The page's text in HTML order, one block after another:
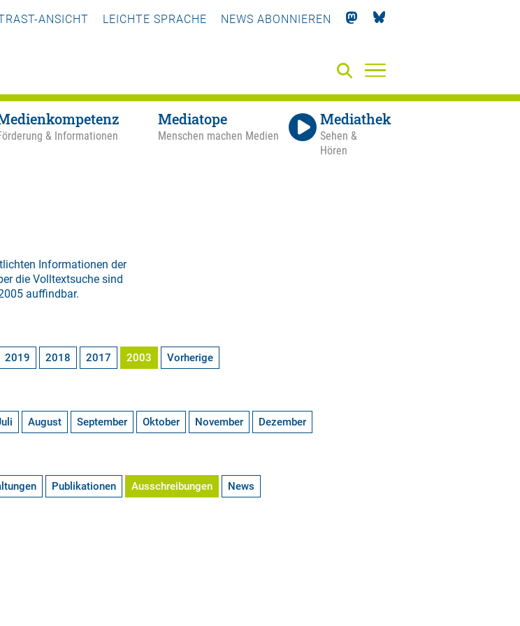
ANSICHT LEICHTE SPRACHE NEWS ABONNIEREN
& Informationen
Mediatope
Menschen machen Medien
Mediathek
Sehen &
Hören
Informationen der
die Volltextsuche sind
auffindbar.
2019 2018 2017 2003 Vorherige
August September Oktober November Dezember
Publikationen Ausschreibungen News